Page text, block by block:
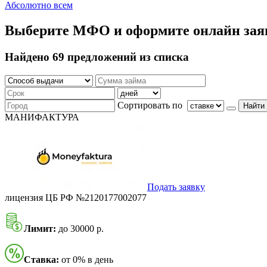
Абсолютно всем
Выберите МФО и оформите онлайн
Найдено 69 предложений из списка
Сортировать по Найти
МАНИФАКТУРА
Подать заявку
лицензия ЦБ РФ №2120177002077
Лимит: до 30000 р.
Ставка: от 0% в день